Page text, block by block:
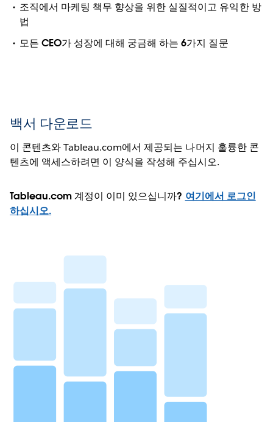
조직에서 마케팅 책무 향상을 위한 실질적이고 유익한 방
법
모든 CEO가 성장에 대해 궁금해 하는 6가지 질문
백서 다운로드
이 콘텐츠와 Tableau.com에서 제공되는 나머지 훌륭한 콘
텐츠에 액세스하려면 이 양식을 작성해 주십시오.
Tableau.com 계정이 이미 있으십니까? 여기에서 로그인
하십시오.